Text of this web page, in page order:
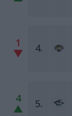
1
▼
4.
4
▲
5.